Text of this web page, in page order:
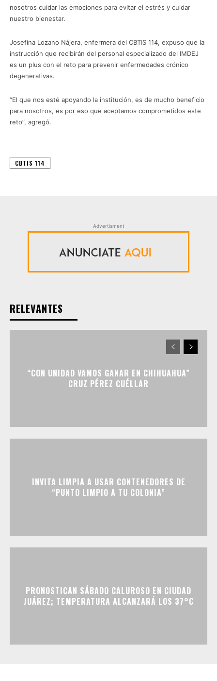
nosotros cuidar las emociones para evitar el estrés y cuidar
nuestro bienestar.
Josefina Lozano Nájera, enfermera del CBTIS 114, expuso que la
instrucción que recibirán del personal especializado del IMDEJ
es un plus con el reto para prevenir enfermedades crónico
degenerativas.
“El que nos esté apoyando la institución, es de mucho beneficio
para nosotros, es por eso que aceptamos comprometidos este
reto”, agregó.
CBTIS 114
Advertisment
RELEVANTES
“CON UNIDAD VAMOS GANAR EN CHIHUAHUA”
CRUZ PÉREZ CUÉLLAR
INVITA LIMPIA A USAR CONTENEDORES DE
“PUNTO LIMPIO A TU COLONIA”
PRONOSTICAN SÁBADO CALUROSO EN CIUDAD
JUÁREZ; TEMPERATURA ALCANZARÁ LOS 37°C